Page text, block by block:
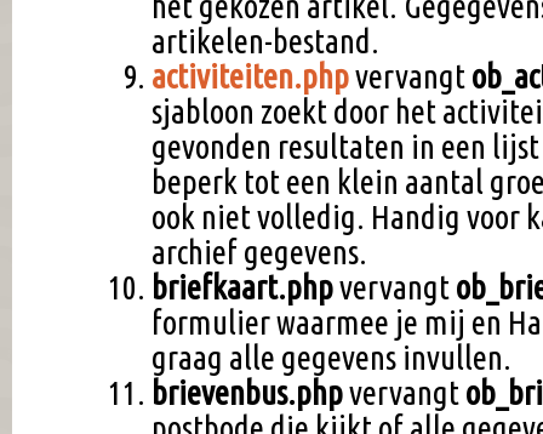
artikelen-bestand.
activiteiten.phpvervangt
sjabloon zoekt door het
gevonden resultaten in een
beperk tot een klein aantal
ook niet volledig. Handig voor
archief gegevens.
briefkaart.phpvervangt
formulier waarmee je mij en
graag alle gegevens invullen.
brievenbus.phpvervangt